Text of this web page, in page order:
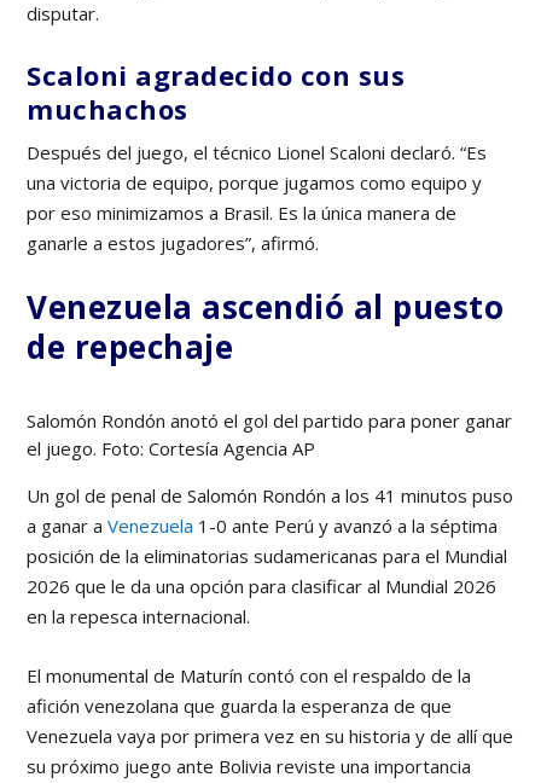
disputar.
Scaloni agradecido con sus
muchachos
Después del juego, el técnico Lionel Scaloni declaró. “Es
una victoria de equipo, porque jugamos como equipo y
por eso minimizamos a Brasil. Es la única manera de
ganarle a estos jugadores”, afirmó.
Venezuela ascendió al puesto
de repechaje
Salomón Rondón anotó el gol del partido para poner ganar
el juego. Foto: Cortesía Agencia AP
Un gol de penal de Salomón Rondón a los 41 minutos puso
a ganar aVenezuela 1-0 ante Perú y avanzó a la séptima
posición de la eliminatorias sudamericanas para el Mundial
2026 que le da una opción para clasificar al Mundial 2026
en la repesca internacional.
El monumental de Maturín contó con el respaldo de la
afición venezolana que guarda la esperanza de que
Venezuela vaya por primera vez en su historia y de allí que
su próximo juego ante Bolivia reviste una importancia